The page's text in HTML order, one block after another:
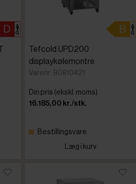
Tefcold UPD200
displaykølemontre
Varenr: 80810421
Din pris (ekskl. moms)
16.185,00 kr./stk.
Bestillingsvare
Læg i kurv